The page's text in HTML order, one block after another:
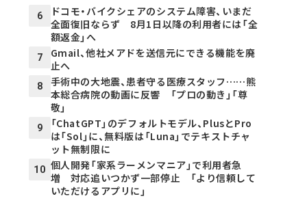
6
ドコモ・バイクシェアのシステム障害、いまだ
全面復旧ならず 8月1日以降の利用者には「全
額返金」へ
7
Gmail、他社メアドを送信元にできる機能を廃
止へ
8
手術中の大地震、患者守る医療スタッフ……熊
本総合病院の動画に反響 「プロの動き」「尊
敬」
9
「ChatGPT」のデフォルトモデル、PlusとPro
は「Sol」に、無料版は「Luna」でテキストチャ
ット無制限に
10 個人開発「家系ラーメンマニア」で利用者急
増 対応追いつかず一部停止 「より信頼して
いただけるアプリに」